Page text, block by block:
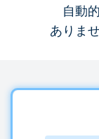
自動
ありま